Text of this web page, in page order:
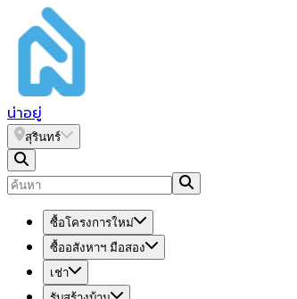
น่าอยู่
สุรินทร์
ซื้อโครงการใหม่
ซื้ออสังหาฯ มือสอง
เช่า